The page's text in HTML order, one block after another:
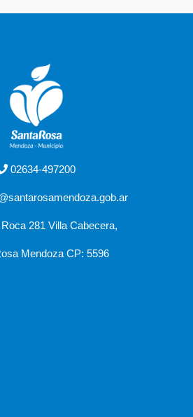
02634-497200
281 Villa Cabecera,
Mendoza CP: 5596